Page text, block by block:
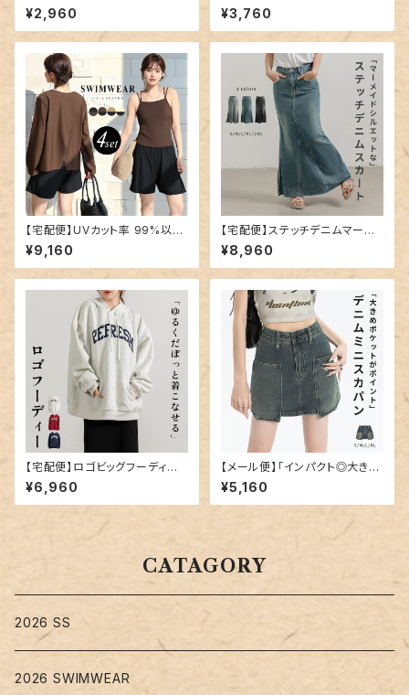
ギンス／yoga170
¥2,960 オル／towel019
¥3,760
【宅配便】UVカット率 99%以上
水着 体型カバー キャミキニ レ
ディース 4点セット／hys3396
¥9,160
【宅配便】ステッチデニムマーメ
イドスカート／skirt032
¥8,960
【宅配便】ロゴビッグフーディー
／tops2070
¥6,960
【メール便】「インパクト◎大き目
ポケット」デニム ミニスカート 韓
国ファッション デニムスカート ミ
ニ／skirt070
¥5,160
CATAGORY
2026 SS
2026 SWIMWEAR